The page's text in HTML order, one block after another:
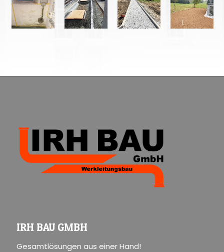
IRH BAU GMBH
Gesamtlösungen aus einer Hand!